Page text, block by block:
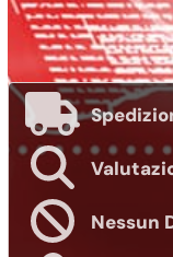
Nessun